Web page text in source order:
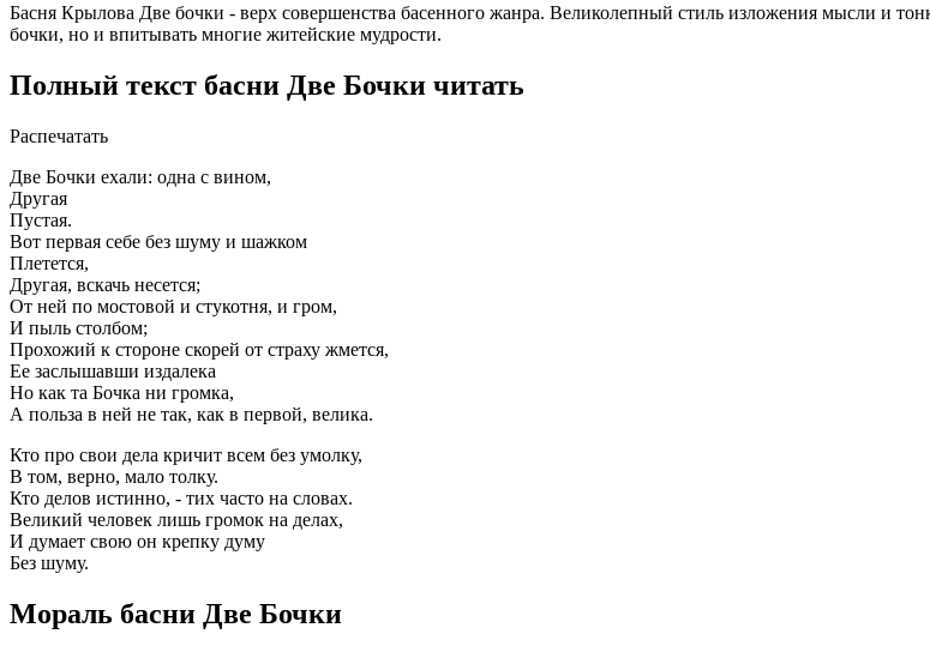
Басня Крылова Две бочки - верх совершенства басенного жанра. Великолепный стиль изложения мысли и
бочки, но и впитывать многие житейские мудрости.
Полный текст басни Две Бочки читать
Распечатать
Две Бочки ехали: одна с вином,
Другая
Пустая.
Вот первая себе без шуму и шажком
Плетется,
Другая, вскачь несется;
От ней по мостовой и стукотня, и гром,
И пыль столбом;
Прохожий к стороне скорей от страху жмется,
Ее заслышавши издалека
Но как та Бочка ни громка,
А польза в ней не так, как в первой, велика.
Кто про свои дела кричит всем без умолку,
В том, верно, мало толку.
Кто делов истинно, - тих часто на словах.
Великий человек лишь громок на делах,
И думает свою он крепку думу
Без шуму.
Мораль басни Две Бочки